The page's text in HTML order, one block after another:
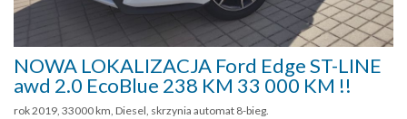
NOWA LOKALIZACJA Ford Edge ST-LINE
awd 2.0 EcoBlue 238 KM 33 000 KM !!
rok 2019, 33000 km, Diesel, skrzynia automat 8-bieg.